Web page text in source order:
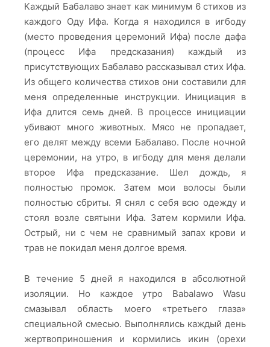
Каждый Бабалаво знает как минимум 6 стихов из
каждого Оду Ифа. Когда я находился в игбоду
(место проведения церемоний Ифа) после дафа
(процесс Ифа предсказания) каждый из
присутствующих Бабалаво рассказывал стих Ифа.
Из общего количества стихов они составили для
меня определенные инструкции. Инициация в
Ифа длится семь дней. В процессе инициации
убивают много животных. Мясо не пропадает,
его делят между всеми Бабалаво. После ночной
церемонии, на утро, в игбоду для меня делали
второе Ифа предсказание. Шел дождь, я
полностью промок. Затем мои волосы были
полностью сбриты. Я снял с себя всю одежду и
стоял возле святыни Ифа. Затем кормили Ифа.
Острый, ни с чем не сравнимый запах крови и
трав не покидал меня долгое время.
В течение 5 дней я находился в абсолютной
изоляции. Но каждое утро Babalawo Wasu
смазывал область моего «третьего глаза»
специальной смесью. Выполнялись каждый день
жертвоприношения и кормились икин (орехи